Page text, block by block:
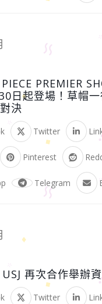
PREMIER
日起登場！草帽
決
Twitter
Pinterest
Telegram
再次合作舉辦
Twitter